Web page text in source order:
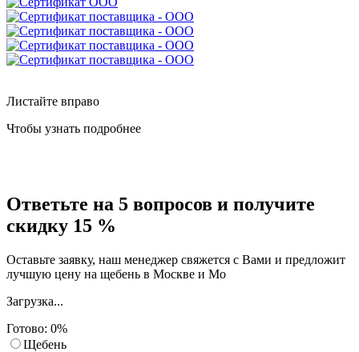
Листайте вправо
Чтобы узнать подробнее
Ответьте на 5 вопросов и получите
скидку 15 %
Оставьте заявку, наш менеджер свяжется с Вами и предложит
лучшую цену на щебень в Москве и Мо
Загрузка...
Готово: 0%
Щебень